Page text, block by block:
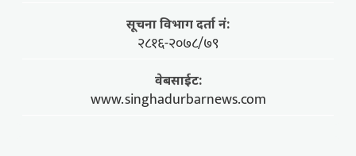
सूचना विभाग दर्ता नं:
२८१६-२०७८/७९
वेबसाईट:
www.singhadurbarnews.com